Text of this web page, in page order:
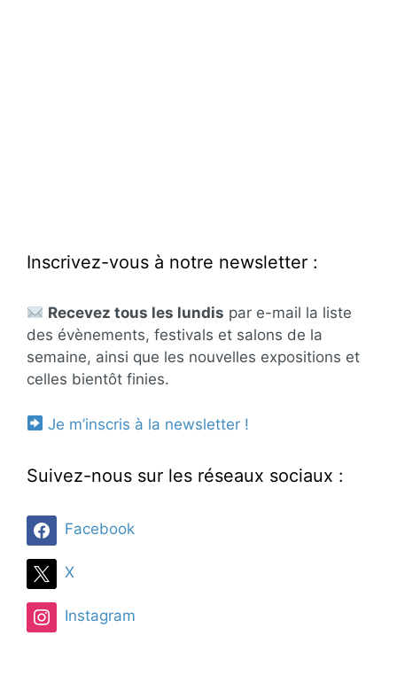
Inscrivez-vous à notre newsletter :
Recevez tous les lundis par e-mail la liste
des évènements, festivals et salons de la
semaine, ainsi que les nouvelles expositions et
celles bientôt finies.
Je m’inscris à la newsletter !
Suivez-nous sur les réseaux sociaux :
Facebook
X
Instagram